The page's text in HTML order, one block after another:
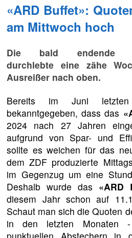
«ARD Buffet»:
am Mittwoch hoch
Die bald endende
durchlebte eine zähe
Ausreißer nach oben.
Bereits im Juni
bekanntgegeben, dass das
2024 nach 27 Jahren
aufgrund von Spar- und
sollte es weichen für das
dem ZDF produzierte
im Gegenzug um eine
Deshalb wurde das «ARD
diesem Jahr schon auf
Schaut man sich die Quoten
in den letzten Monaten -